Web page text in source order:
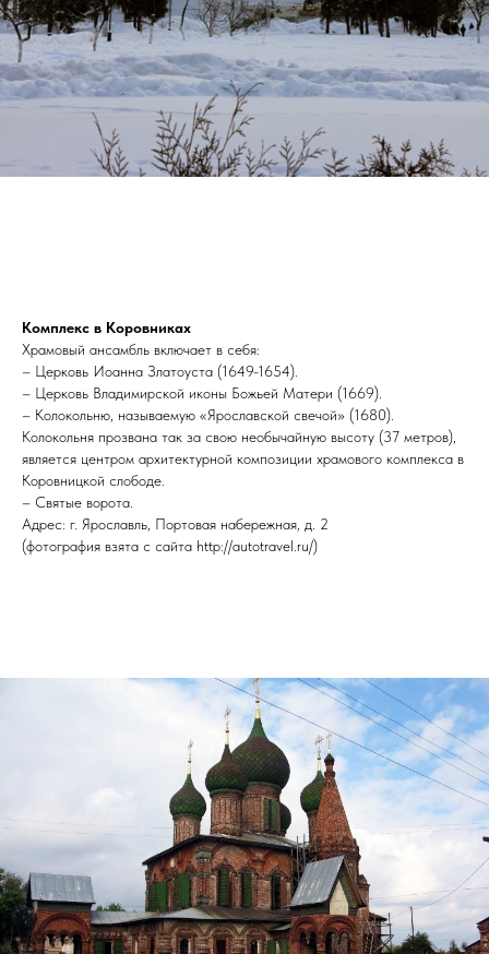
Комплекс в Коровниках
Храмовый ансамбль включает в себя:
– Церковь Иоанна Златоуста (1649-1654).
– Церковь Владимирской иконы Божьей Матери (1669).
– Колокольню, называемую «Ярославской свечой» (1680).
Колокольня прозвана так за свою необычайную высоту (37 метров),
является центром архитектурной композиции храмового комплекса в
Коровницкой слободе.
– Святые ворота.
Адрес: г. Ярославль, Портовая набережная, д. 2
(фотография взята с сайта http://autotravel.ru/)